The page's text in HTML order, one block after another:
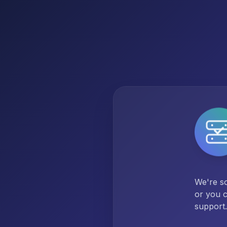
We're
or you
support.